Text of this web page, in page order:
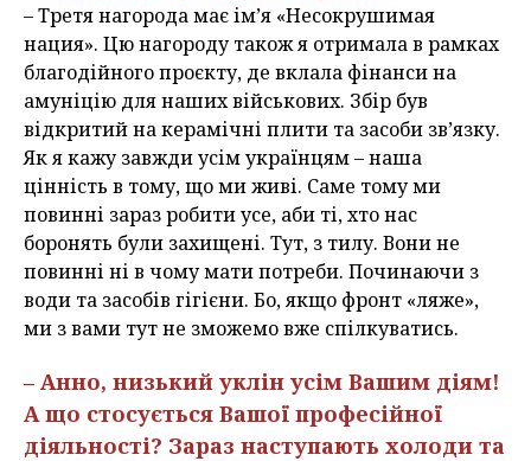
– Третя нагорода має ім’я «Несокрушимая
нация». Цю нагороду також я отримала в рамках
благодійного проєкту, де вклала фінанси на
амуніцію для наших військових. Збір був
відкритий на керамічні плити та засоби зв’язку.
Як я кажу завжди усім українцям – наша
цінність в тому, що ми живі. Саме тому ми
повинні зараз робити усе, аби ті, хто нас
боронять були захищені. Тут, з тилу. Вони не
повинні ні в чому мати потреби. Починаючи з
води та засобів гігієни. Бо, якщо фронт «ляже»,
ми з вами тут не зможемо вже спілкуватись.
– Анно, низький уклін усім Вашим діям!
А що стосується Вашої професійної
діяльності? Зараз наступають холоди та